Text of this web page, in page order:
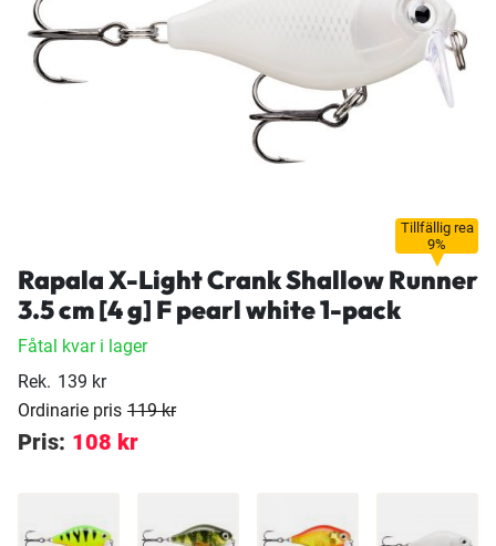
Tillfällig rea
9%
Rapala X-Light Crank Shallow Runner
3.5 cm [4 g] F pearl white 1-pack
Fåtal kvar i lager
Rek. 139 kr
Ordinarie pris 119 kr
Pris: 108 kr